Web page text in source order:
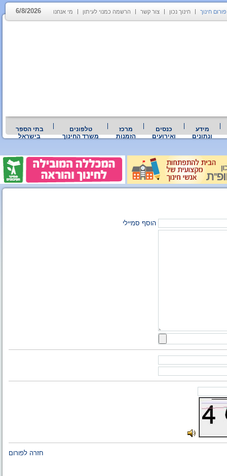
פורום חינוך חינוך נכון צור קשר הרשמה כמנוי לעיתון מי אנחנו 6/8/2026
מידע
ונתונים
כנסים
ואירועים
מרכז
הזמנות
טלפונים
משרד החינוך
בתי הספר
בישראל
הוסף סמיילי
חזרה לפורום